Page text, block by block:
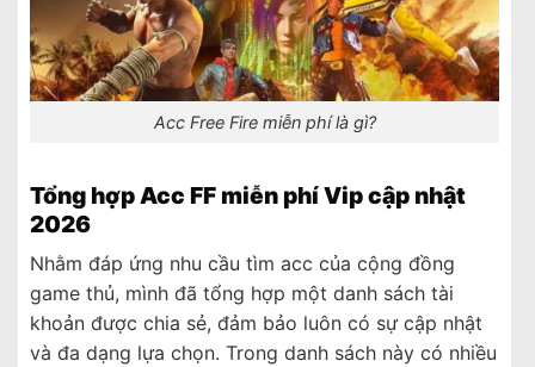
Acc Free Fire miễn phí là gì?
Tổng hợp Acc FF miễn phí Vip cập nhật
2026
Nhằm đáp ứng nhu cầu tìm acc của cộng đồng
game thủ, mình đã tổng hợp một danh sách tài
khoản được chia sẻ, đảm bảo luôn có sự cập nhật
và đa dạng lựa chọn. Trong danh sách này có nhiều